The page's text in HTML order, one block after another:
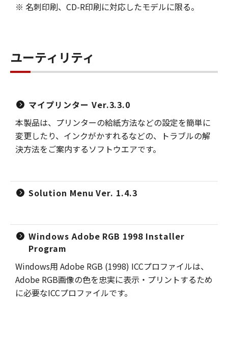
※ 名刺印刷、CD-R印刷に対応したモデルに限る。
ユーティリティ
マイプリンター Ver.3.3.0
本製品は、プリンターの給紙方法などの設定を簡単に
変更したり、インクがかすれるなどの、トラブルの解
決方法をご案内するソフトウエアです。
Solution Menu Ver. 1.4.3
Windows Adobe RGB 1998 Installer
Program
Windows用 Adobe RGB (1998) ICCプロファイルは、
Adobe RGB画像の色を忠実に表示・プリントするため
に必要なICCプロファイルです。